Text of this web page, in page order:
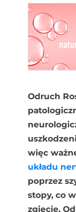
Odruch
więc
układu
poprzez
stopy, co
zgięcie.